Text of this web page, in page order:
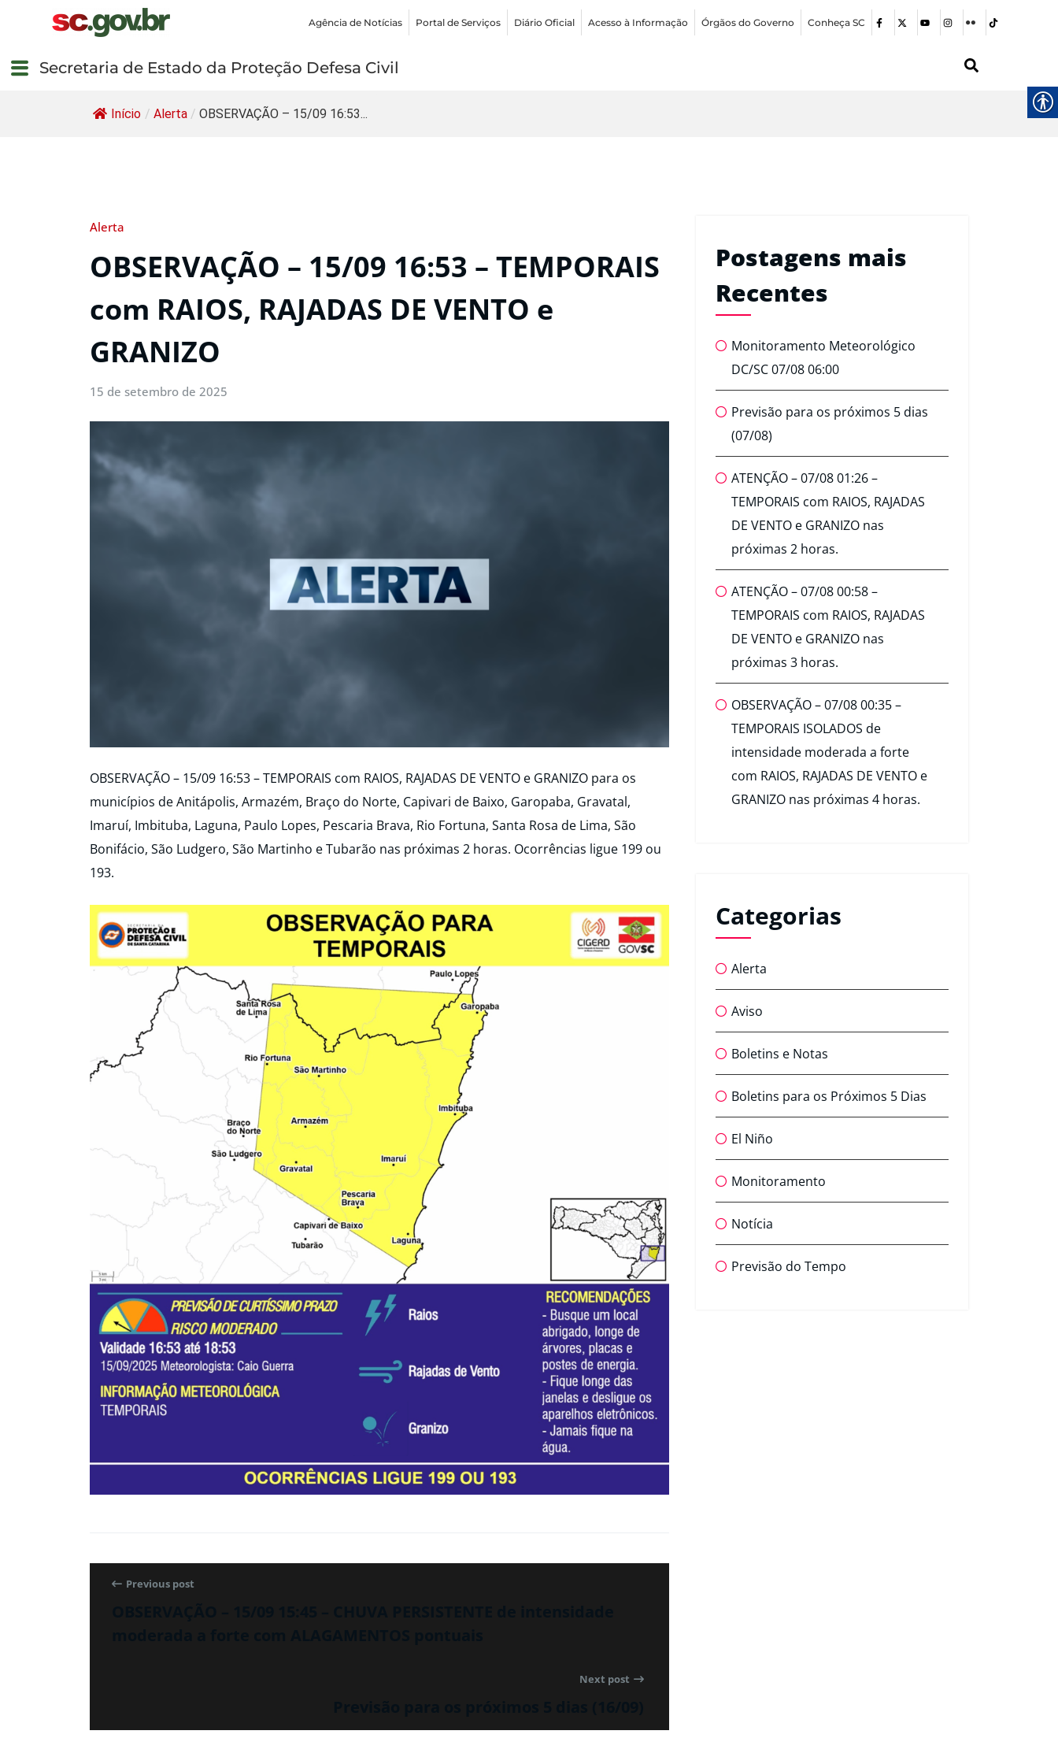
Agência de Notícias Portal de Serviços Diário Oficial Acesso à Informação Órgãos do Governo Conheça SC
Secretaria de Estado da Proteção Defesa Civil
Início / Alerta / OBSERVAÇÃO – 15/09 16:53...
Alerta
OBSERVAÇÃO – 15/09 16:53 – TEMPORAIS
com RAIOS, RAJADAS DE VENTO e
GRANIZO
15 de setembro de 2025
OBSERVAÇÃO – 15/09 16:53 – TEMPORAIS com RAIOS, RAJADAS DE VENTO e GRANIZO para os
municípios de Anitápolis, Armazém, Braço do Norte, Capivari de Baixo, Garopaba, Gravatal,
Imaruí, Imbituba, Laguna, Paulo Lopes, Pescaria Brava, Rio Fortuna, Santa Rosa de Lima, São
Bonifácio, São Ludgero, São Martinho e Tubarão nas próximas 2 horas. Ocorrências ligue 199 ou
193.
Previous post
Next post
Postagens mais
Recentes
Monitoramento Meteorológico
DC/SC 07/08 06:00
Previsão para os próximos 5 dias
(07/08)
ATENÇÃO – 07/08 01:26 –
TEMPORAIS com RAIOS, RAJADAS
DE VENTO e GRANIZO nas
próximas 2 horas.
ATENÇÃO – 07/08 00:58 –
TEMPORAIS com RAIOS, RAJADAS
DE VENTO e GRANIZO nas
próximas 3 horas.
OBSERVAÇÃO – 07/08 00:35 –
TEMPORAIS ISOLADOS de
intensidade moderada a forte
com RAIOS, RAJADAS DE VENTO e
GRANIZO nas próximas 4 horas.
Categorias
Alerta
Aviso
Boletins e Notas
Boletins para os Próximos 5 Dias
El Niño
Monitoramento
Notícia
Previsão do Tempo